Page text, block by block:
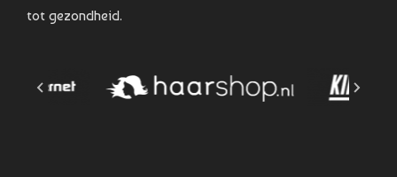
tot gezondheid.